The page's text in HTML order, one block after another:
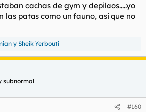
cachas de gym y depilaos.....yo
las patas como un fauno, asi que no
y Sheik Yerbouti
subnormal
#160